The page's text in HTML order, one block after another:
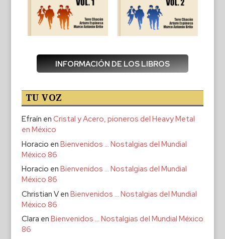
INFORMACIÓN DE LOS LIBROS
TU VOZ
Efraín en Cristal y Acero, pioneros del Heavy Metal
en México
Horacio en Bienvenidos … Nostalgias del Mundial
México 86
Horacio en Bienvenidos … Nostalgias del Mundial
México 86
Christian Ven Bienvenidos … Nostalgias del Mundial
México 86
Clara en Bienvenidos … Nostalgias del Mundial México
86